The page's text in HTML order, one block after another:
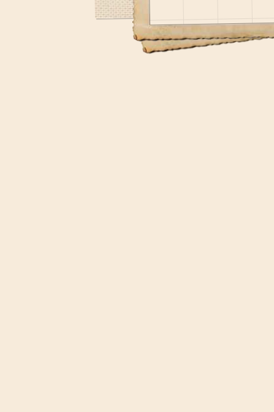
13
14
15
16